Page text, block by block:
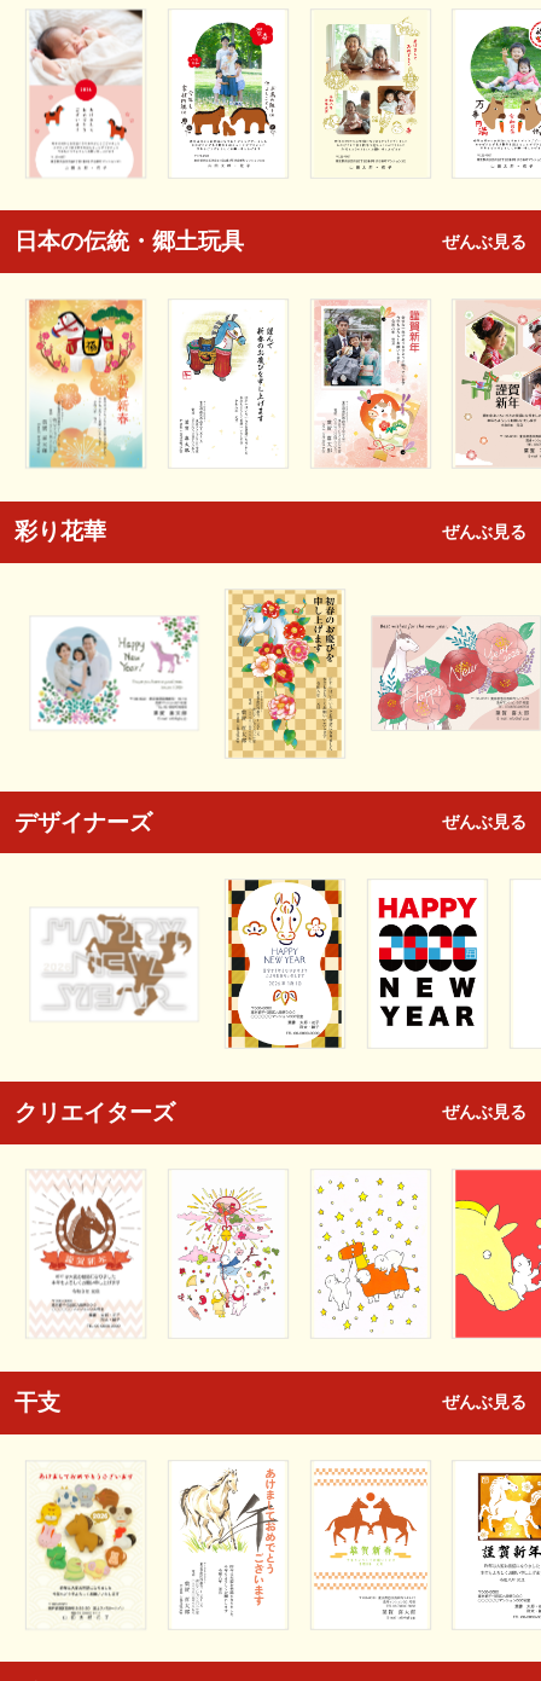
日本の伝統・郷土玩具 ぜんぶ見る
彩り花華 ぜんぶ見る
デザイナーズ ぜんぶ見る
クリエイターズ ぜんぶ見る
干支 ぜんぶ見る